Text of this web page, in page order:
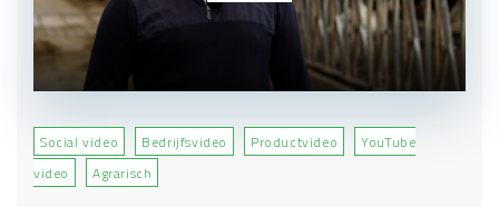
Social video Bedrijfsvideo Productvideo
YouTube
video
Agrarisch